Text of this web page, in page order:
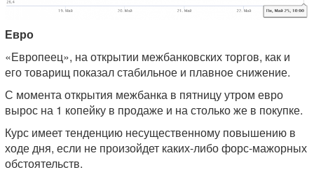
Евро
«Европеец», на открытии межбанковских торгов, как и
его товарищ показал стабильное и плавное снижение.
С момента открытия межбанка в пятницу утром евро
вырос на 1 копейку в продаже и на столько же в покупке.
Курс имеет тенденцию несущественному повышению в
ходе дня, если не произойдет каких-либо форс-мажорных
обстоятельств.